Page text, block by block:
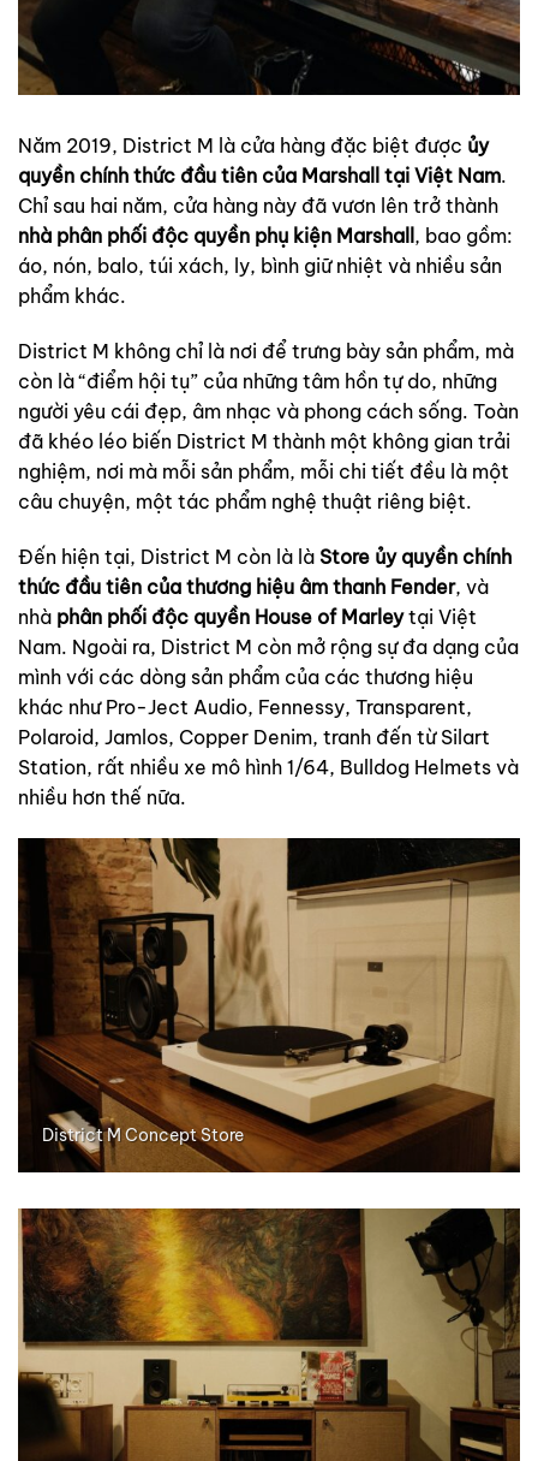
Năm 2019, District M là cửa hàng đặc biệt được ủy
quyền chính thức đầu tiên của Marshall tại Việt Nam.
Chỉ sau hai năm, cửa hàng này đã vươn lên trở thành
nhà phân phối độc quyền phụ kiện Marshall , bao gồm:
áo, nón, balo, túi xách, ly, bình giữ nhiệt và nhiều sản
phẩm khác.
District M không chỉ là nơi để trưng bày sản phẩm, mà
còn là “điểm hội tụ” của những tâm hồn tự do, những
người yêu cái đẹp, âm nhạc và phong cách sống. Toàn
đã khéo léo biến District M thành một không gian trải
nghiệm, nơi mà mỗi sản phẩm, mỗi chi tiết đều là một
câu chuyện, một tác phẩm nghệ thuật riêng biệt.
Đến hiện tại, District M còn là là Store ủy quyền chính
thức đầu tiên của thương hiệu âm thanh Fender, và
nhà phân phối độc quyền House of Marleytại Việt
Nam. Ngoài ra, District M còn mở rộng sự đa dạng của
mình với các dòng sản phẩm của các thương hiệu
khác như Pro-Ject Audio, Fennessy, Transparent,
Polaroid, Jamlos, Copper Denim, tranh đến từ Silart
Station, rất nhiều xe mô hình 1/64, Bulldog Helmets và
nhiều hơn thế nữa.
District M Concept Store